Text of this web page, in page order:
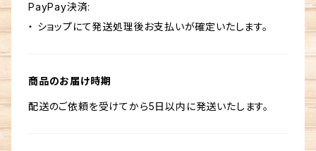
PayPay決済:
・ ショップにて発送処理後お支払いが確定いたします。
商品のお届け時期
配送のご依頼を受けてから5日以内に発送いたします。